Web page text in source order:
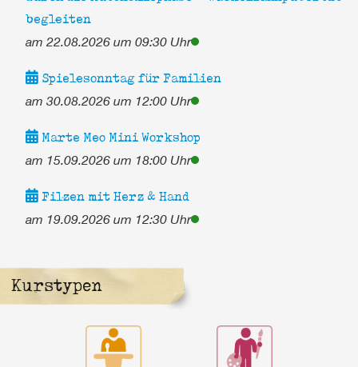
begleiten
am 22.08.2026 um 09:30 Uhr
Spielesonntag für Familien
am 30.08.2026 um 12:00 Uhr
Marte Meo Mini Workshop
am 15.09.2026 um 18:00 Uhr
Filzen mit Herz & Hand
am 19.09.2026 um 12:30 Uhr
Kurstypen